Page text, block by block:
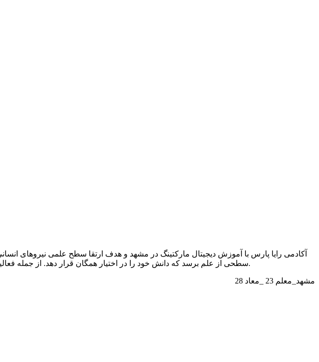
سطحی از علم برسد که دانش خود را در اختیار همگان قرار دهد. از جمله فعالیت های در نظر گرفته شده این مجموعه ارائه جدیدترین و کاملترین مقالات علمی در سایت و اپلیکیشن میباشد.
28 مشهد_معلم 23 _معاد